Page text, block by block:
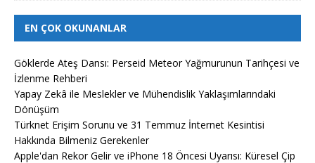
EN ÇOK OKUNANLAR
Göklerde Ateş Dansı: Perseid Meteor Yağmurunun Tarihçesi ve
İzlenme Rehberi
Yapay Zekâ ile Meslekler ve Mühendislik Yaklaşımlarındaki
Dönüşüm
Türknet Erişim Sorunu ve 31 Temmuz İnternet Kesintisi
Hakkında Bilmeniz Gerekenler
Apple'dan Rekor Gelir ve iPhone 18 Öncesi Uyarısı: Küresel Çip